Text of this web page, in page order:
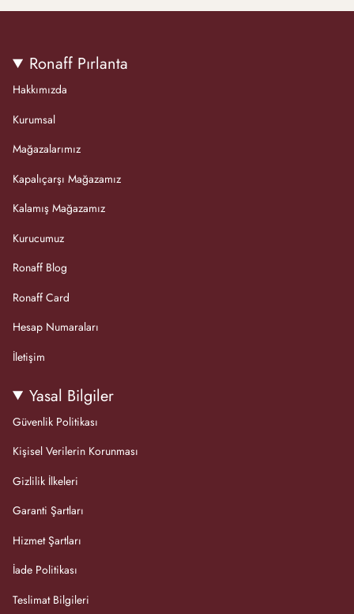
Ronaff Pırlanta
Hakkımızda
Kurumsal
Mağazalarımız
Kapalıçarşı Mağazamız
Kalamış Mağazamız
Kurucumuz
Ronaff Blog
Ronaff Card
Hesap Numaraları
İletişim
Yasal Bilgiler
Güvenlik Politikası
Kişisel Verilerin Korunması
Gizlilik İlkeleri
Garanti Şartları
Hizmet Şartları
İade Politikası
Teslimat Bilgileri